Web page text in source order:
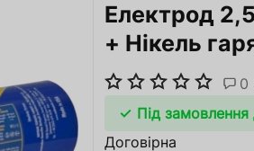
та аксесуари
Електрод
+ Нікель
0
Під замовлення
Договірна